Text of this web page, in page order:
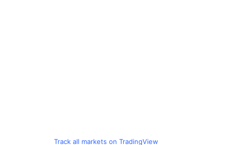
Track all markets on TradingView